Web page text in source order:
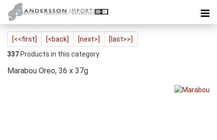
[<<first] [<back] [next>]
[last>>]
337 Products in this category
Marabou Oreo, 36 x 37g